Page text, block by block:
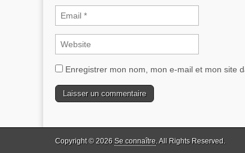
Enregistrer mon nom, mon e-mail et mon site
Copyright © 2026 Se connaître. All Rights Reserved.